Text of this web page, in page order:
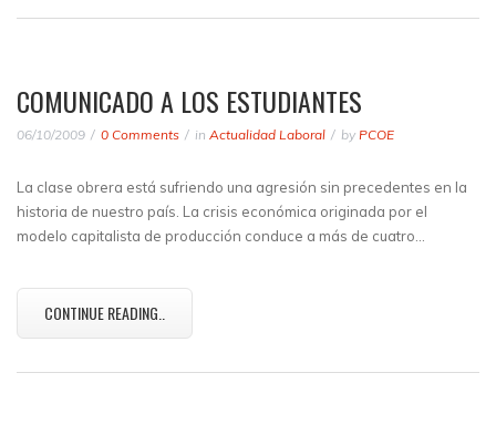
COMUNICADO A LOS ESTUDIANTES
06/10/2009 0 Comments in Actualidad Laboral by PCOE
La clase obrera está sufriendo una agresión sin precedentes en la
historia de nuestro país. La crisis económica originada por el
modelo capitalista de producción conduce a más de cuatro…
CONTINUE READING..